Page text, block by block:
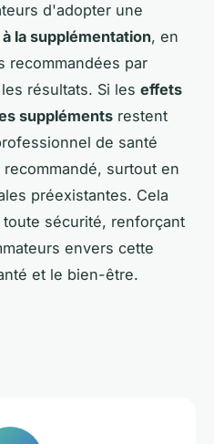
d'adopter une
la supplémentation, en
recommandées par
résultats. Si les effets
suppléments restent
de santé
surtout en
préexistantes. Cela
sécurité, renforçant
envers cette
et le bien-être.